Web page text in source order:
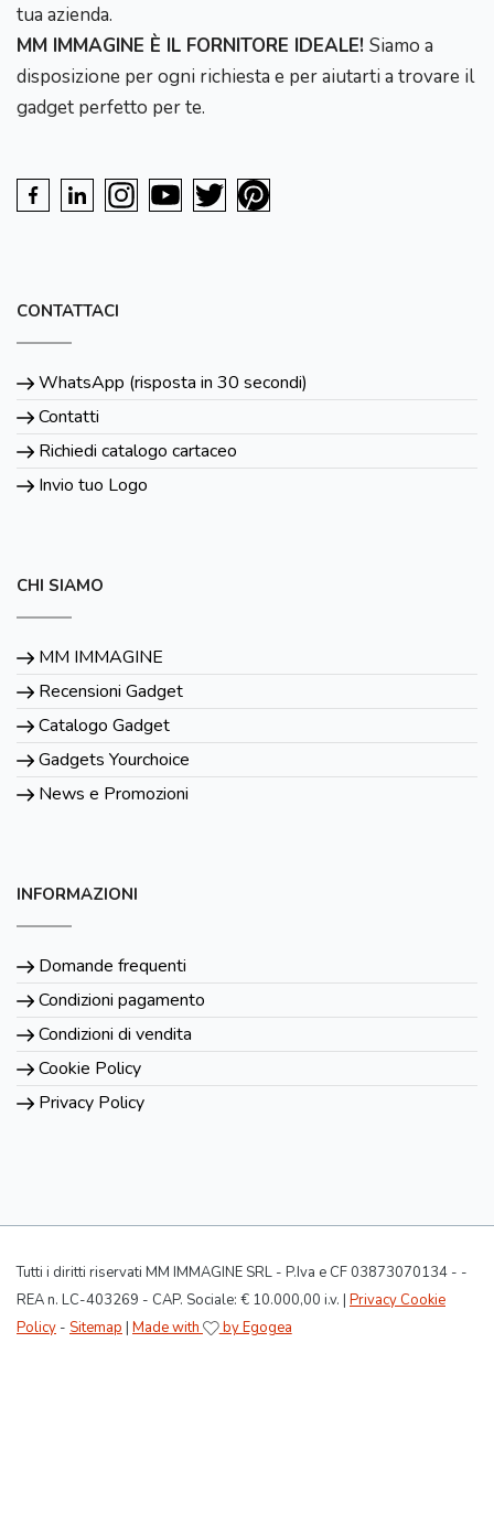
tua azienda.
MM IMMAGINE È IL FORNITORE IDEALE! Siamo a
disposizione per ogni richiesta e per aiutarti a trovare il
gadget perfetto per te.
CONTATTACI
WhatsApp (risposta in 30 secondi)
Contatti
Richiedi catalogo cartaceo
Invio tuo Logo
CHI SIAMO
MM IMMAGINE
Recensioni Gadget
Catalogo Gadget
Gadgets Yourchoice
News e Promozioni
INFORMAZIONI
Domande frequenti
Condizioni pagamento
Condizioni di vendita
Cookie Policy
Privacy Policy
Tutti i diritti riservati MM IMMAGINE SRL - P.Iva e CF 03873070134 - -
REA n. LC-403269 - CAP. Sociale: € 10.000,00 i.v. | Privacy Cookie
Policy - Sitemap | Made with by Egogea